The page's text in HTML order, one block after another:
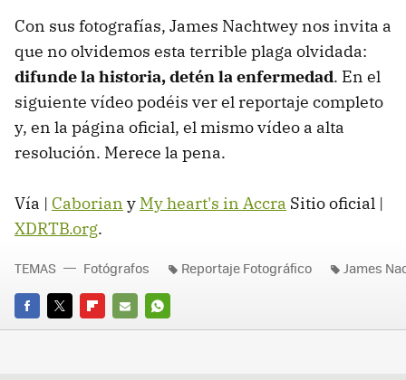
Con sus fotografías, James Nachtwey nos invita a
que no olvidemos esta terrible plaga olvidada:
difunde la historia, detén la enfermedad. En el
siguiente vídeo podéis ver el reportaje completo
y, en la página oficial, el mismo vídeo a alta
resolución. Merece la pena.
Vía | Caborian y My heart's in Accra Sitio oficial |
XDRTB.org.
FACEBOOK
TWITTERFLIPBOARD
E-
WHATSAPP
TEMAS Fotógrafos Reportaje Fotográfico James